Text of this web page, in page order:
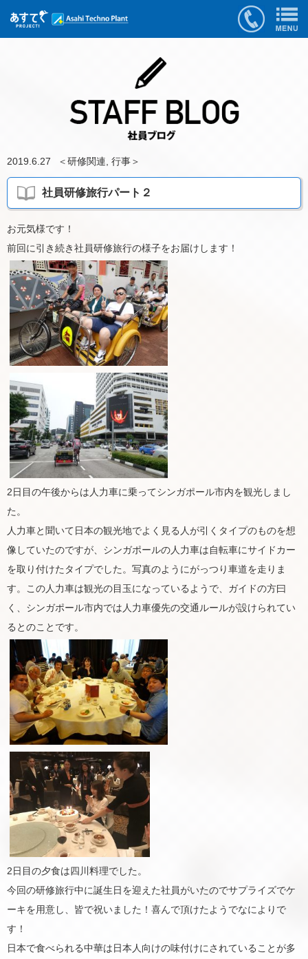
2019.6.27 ＜研修関連 行事＞
社員研修旅行パート２
お元気様です！
前回に引き続き社員研修旅行の様子をお届けします！
2日目の午後からは人力車に乗ってシンガポール市内を観光しまし
た。
人力車と聞いて日本の観光地でよく見る人が引くタイプのものを想
像していたのですが、シンガポールの人力車は自転車にサイドカー
を取り付けたタイプでした。写真のようにがっつり車道を走りま
す。この人力車は観光の目玉になっているようで、ガイドの方曰
く、シンガポール市内では人力車優先の交通ルールが設けられてい
るとのことです。
2日目の夕食は四川料理でした。
今回の研修旅行中に誕生日を迎えた社員がいたのでサプライズでケ
ーキを用意し、皆で祝いました！喜んで頂けたようでなによりで
す！
日本で食べられる中華は日本人向けの味付けにされていることが多